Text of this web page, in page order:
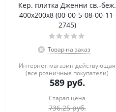
Кер. плитка Дженни св.-беж.
400х200х8 (00-00-5-08-00-11-
2745)
Товар на заказ
Интернет-магазин действующая
(все розничные покупатели)
589руб.
Старая цена
736.25руб.